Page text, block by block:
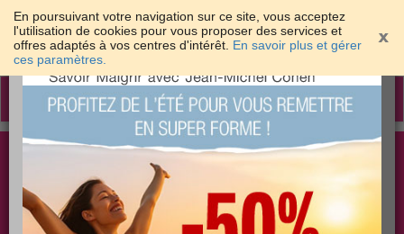
En poursuivant votre navigation sur ce site, vous acceptez
l'utilisation de cookies pour vous proposer des services et
offres adaptés à vos centres d'intérêt. En savoir plus et gérer
ces paramètres.
Toggle
Les meilleures solutions pour maigrir et être bien
dans sa peau
×